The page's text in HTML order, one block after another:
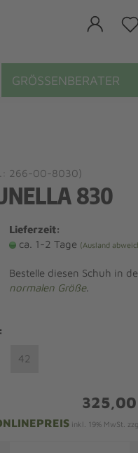
GRÖSSENBERATER
266-00-8030)
830
Lieferzeit:
ca. 1-2 Tage (Ausland
Bestelle diesen Schuh in
normalen Größe.
42
325,00
inkl. 19% MwSt.